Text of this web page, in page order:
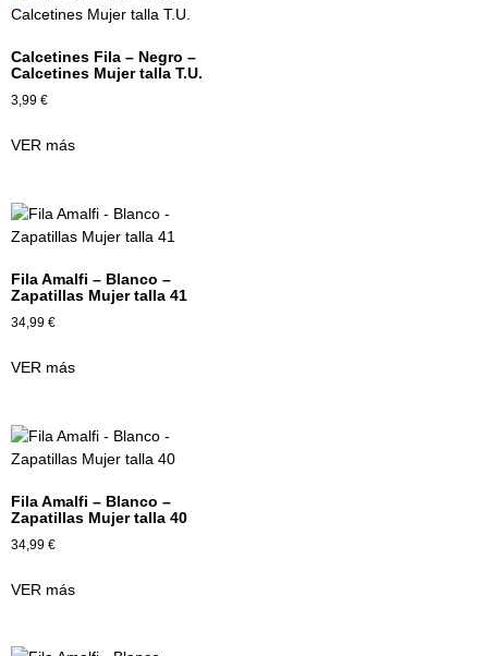
Calcetines Fila – Negro –
Calcetines Mujer talla T.U.
3,99 €
VER más
Fila Amalfi – Blanco –
Zapatillas Mujer talla 41
34,99 €
VER más
Fila Amalfi – Blanco –
Zapatillas Mujer talla 40
34,99 €
VER más